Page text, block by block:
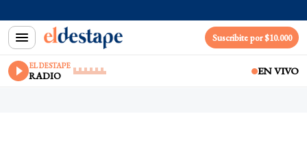
Suscribite por $10.000
EL DESTAPE
RADIO EN VIVO